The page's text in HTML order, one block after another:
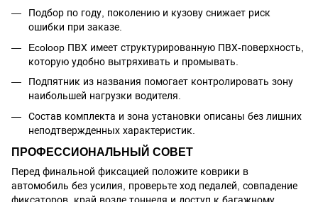
Подбор по году, поколению и кузову снижает риск
ошибки при заказе.
Ecoloop ПВХ имеет структурированную ПВХ-поверхность,
которую удобно вытряхивать и промывать.
Подпятник из названия помогает контролировать зону
наибольшей нагрузки водителя.
Состав комплекта и зона установки описаны без лишних
неподтвержденных характеристик.
ПРОФЕССИОНАЛЬНЫЙ СОВЕТ
Перед финальной фиксацией положите коврики в
автомобиль без усилия, проверьте ход педалей, совпадение